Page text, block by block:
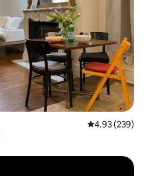
從 239 則評價
4.93 (239)